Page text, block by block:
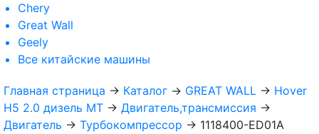
Chery
Great Wall
Geely
Все китайские машины
Главная страница → Каталог → GREAT WALL → Hover
H5 2.0 дизель МТ → Двигатель,трансмиссия →
Двигатель → Турбокомпрессор → 1118400-ED01A